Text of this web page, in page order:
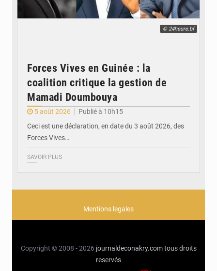
© 24heure.bf
Forces Vives en Guinée : la
coalition critique la gestion de
Mamadi Doumbouya
5 août 2026
Publié à 10h15
Ceci est une déclaration, en date du 3 août 2026, des
Forces Vives…
SAVOIR PLUS
Mentions legales
Copyright © 2008 - 2026 journaldeconakry.com tous droits
reservés